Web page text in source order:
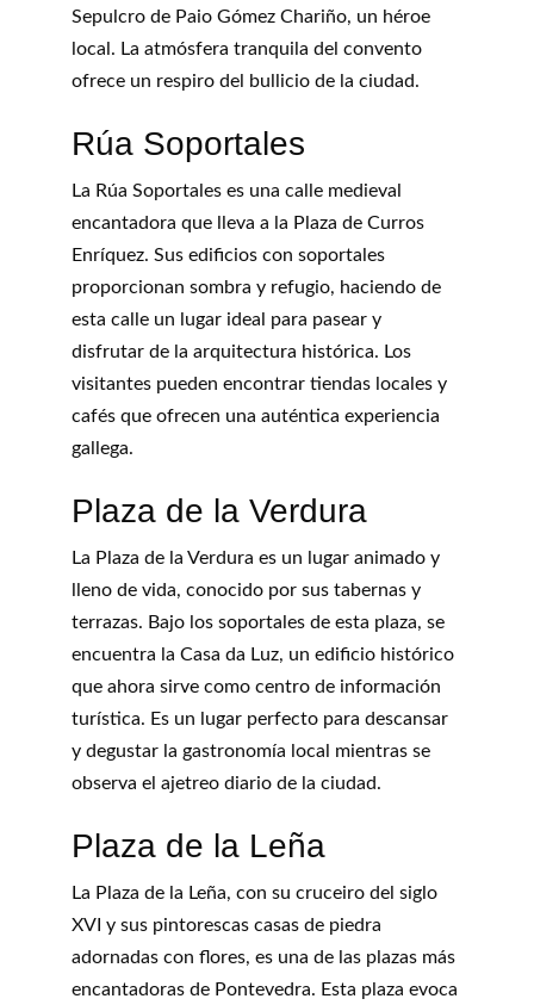
Sepulcro de Paio Gómez Chariño, un héroe
local. La atmósfera tranquila del convento
ofrece un respiro del bullicio de la ciudad.
Rúa Soportales
La Rúa Soportales es una calle medieval
encantadora que lleva a la Plaza de Curros
Enríquez. Sus edificios con soportales
proporcionan sombra y refugio, haciendo de
esta calle un lugar ideal para pasear y
disfrutar de la arquitectura histórica. Los
visitantes pueden encontrar tiendas locales y
cafés que ofrecen una auténtica experiencia
gallega.
Plaza de la Verdura
La Plaza de la Verdura es un lugar animado y
lleno de vida, conocido por sus tabernas y
terrazas. Bajo los soportales de esta plaza, se
encuentra la Casa da Luz, un edificio histórico
que ahora sirve como centro de información
turística. Es un lugar perfecto para descansar
y degustar la gastronomía local mientras se
observa el ajetreo diario de la ciudad.
Plaza de la Leña
La Plaza de la Leña, con su cruceiro del siglo
XVI y sus pintorescas casas de piedra
adornadas con flores, es una de las plazas más
encantadoras de Pontevedra. Esta plaza evoca